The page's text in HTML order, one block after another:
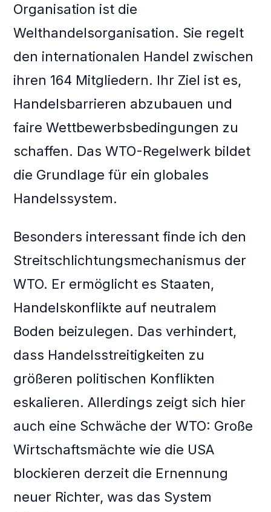
Organisation ist die
Welthandelsorganisation. Sie regelt
den internationalen Handel zwischen
ihren 164 Mitgliedern. Ihr Ziel ist es,
Handelsbarrieren abzubauen und
faire Wettbewerbsbedingungen zu
schaffen. Das WTO-Regelwerk bildet
die Grundlage für ein globales
Handelssystem.
Besonders interessant finde ich den
Streitschlichtungsmechanismus der
WTO. Er ermöglicht es Staaten,
Handelskonflikte auf neutralem
Boden beizulegen. Das verhindert,
dass Handelsstreitigkeiten zu
größeren politischen Konflikten
eskalieren. Allerdings zeigt sich hier
auch eine Schwäche der WTO: Große
Wirtschaftsmächte wie die USA
blockieren derzeit die Ernennung
neuer Richter, was das System